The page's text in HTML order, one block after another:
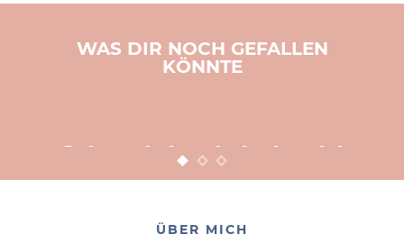
WAS DIR NOCH GEFALLEN
KÖNNTE
Adventsbasteln leicht
gemacht
POSTED ON
ÜBER MICH